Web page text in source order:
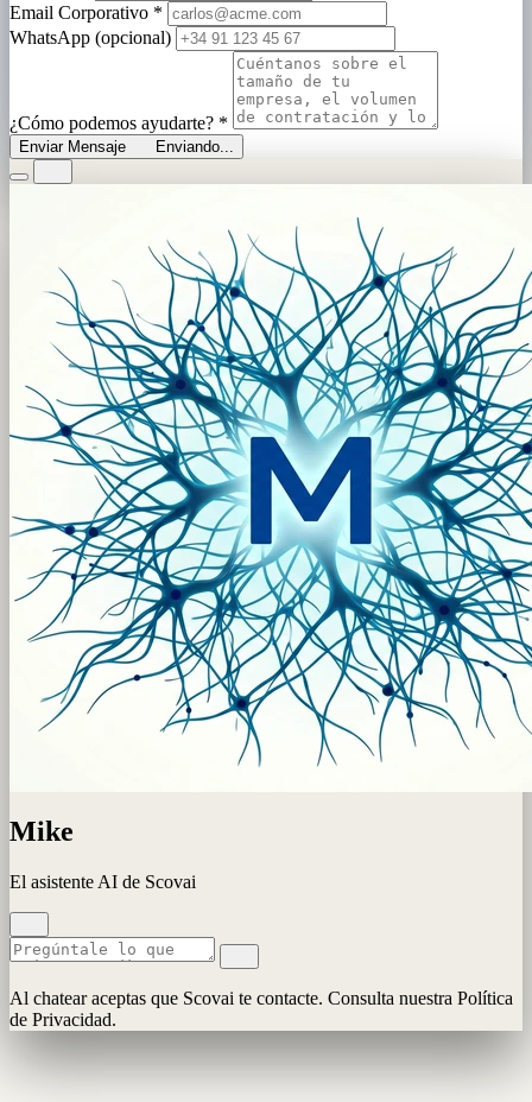
Email Corporativo *
WhatsApp (opcional)
¿Cómo podemos ayudarte? *
Enviar Mensaje Enviando...
Mike
El asistente AI de Scovai
Al chatear aceptas que Scovai te contacte. Consulta nuestra Política
de Privacidad.